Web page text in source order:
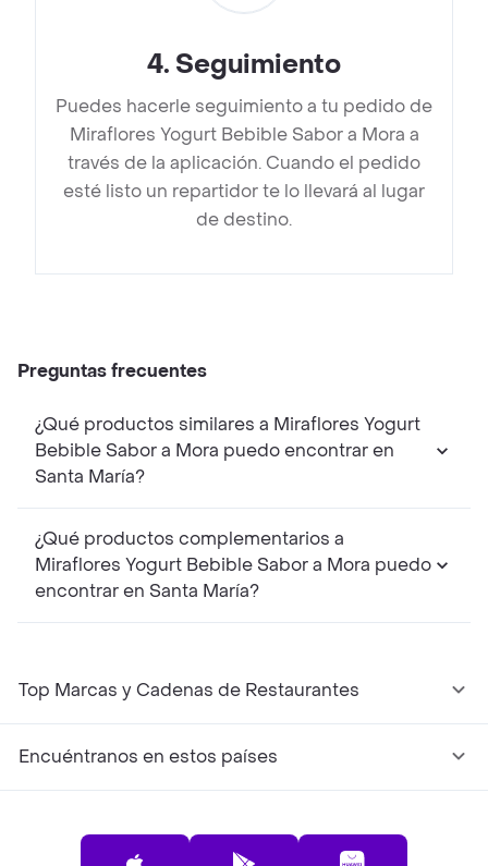
4. Seguimiento
Puedes hacerle seguimiento a tu pedido de
Miraflores Yogurt Bebible Sabor a Mora a
través de la aplicación. Cuando el pedido
esté listo un repartidor te lo llevará al lugar
de destino.
Preguntas frecuentes
¿Qué productos similares a Miraflores Yogurt
Bebible Sabor a Mora puedo encontrar en
Santa María?
¿Qué productos complementarios a
Miraflores Yogurt Bebible Sabor a Mora puedo
encontrar en Santa María?
Top Marcas y Cadenas de Restaurantes
Encuéntranos en estos países